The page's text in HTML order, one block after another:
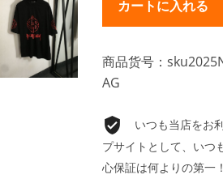
商品货号：
AG
いつも当店をお
プサイトとして、いつ
心保証は何よりの第一